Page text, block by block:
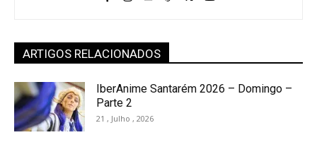
ARTIGOS RELACIONADOS
IberAnime Santarém 2026 – Domingo –
Parte 2
21 , Julho , 2026